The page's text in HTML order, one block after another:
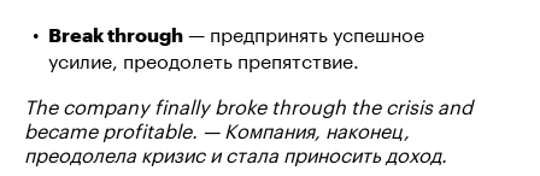
Break through — предпринять успешное
усилие, преодолеть препятствие.
The company finally broke through the crisis and
became profitable. — Компания, наконец,
преодолела кризис и стала приносить доход.